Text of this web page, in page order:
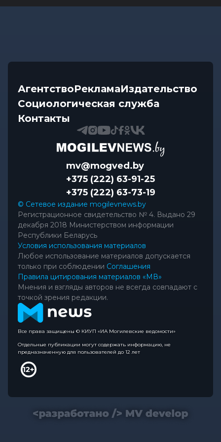
АгентствоРекламаИздательство
Социологическая служба
Контакты
mv@mogved.by
+375 (222) 63-91-25
+375 (222) 63-73-19
© Сетевое издание mogilevnews.by
Регистрационное свидетельство № 4. Выдано 29
декабря 2018 Министерством информации
Республики Беларусь
Условия использования материалов
Любое использование материалов допускается
только при соблюдении Соглашения
Правила цитирования материалов «МВ»
Мнения и взгляды авторов не всегда совпадают с
точкой зрения редакции.
Все права защищены © КИУП «ИА Могилевские ведомости»
Отдельные публикации могут содержать информацию, не
предназначенную для пользователей до 12 лет